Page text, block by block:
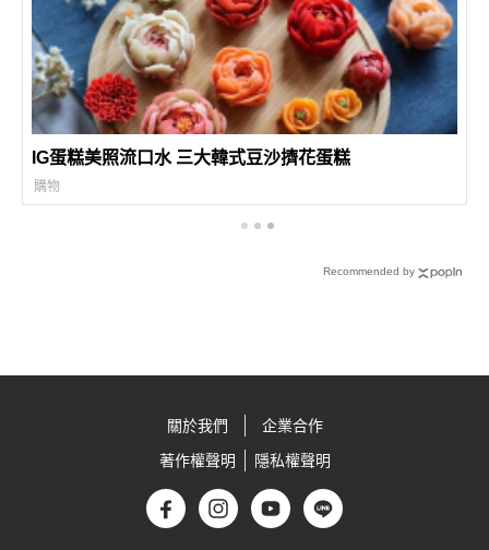
IG蛋糕美照流口水 三大韓式豆沙擠花蛋糕
購物
Recommended by
關於我們
企業合作
著作權聲明
隱私權聲明